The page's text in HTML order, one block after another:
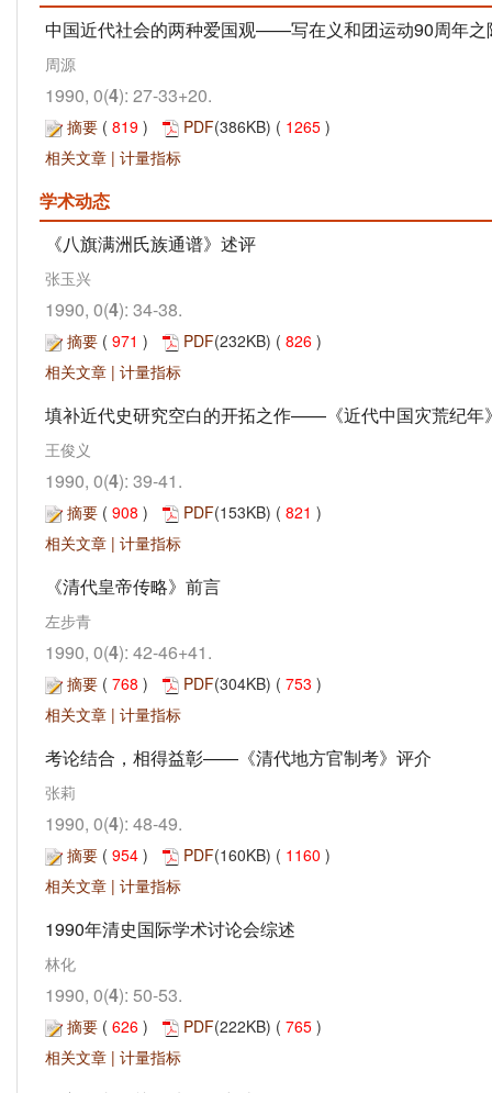
中国近代社会的两种爱国观——写在义和团运动90周年之
周源
1990, 0(4): 27-33+20.
摘要 ( 819 ) PDF(386KB) ( 1265 )
相关文章 | 计量指标
学术动态
《八旗满洲氏族通谱》述评
张玉兴
1990, 0(4): 34-38.
摘要 ( 971 ) PDF(232KB) ( 826 )
相关文章 | 计量指标
填补近代史研究空白的开拓之作——《近代中国灾荒纪年
王俊义
1990, 0(4): 39-41.
摘要 ( 908 ) PDF(153KB) ( 821 )
相关文章 | 计量指标
《清代皇帝传略》前言
左步青
1990, 0(4): 42-46+41.
摘要 ( 768 ) PDF(304KB) ( 753 )
相关文章 | 计量指标
考论结合，相得益彰——《清代地方官制考》评介
张莉
1990, 0(4): 48-49.
摘要 ( 954 ) PDF(160KB) ( 1160 )
相关文章 | 计量指标
1990年清史国际学术讨论会综述
林化
1990, 0(4): 50-53.
摘要 ( 626 ) PDF(222KB) ( 765 )
相关文章 | 计量指标